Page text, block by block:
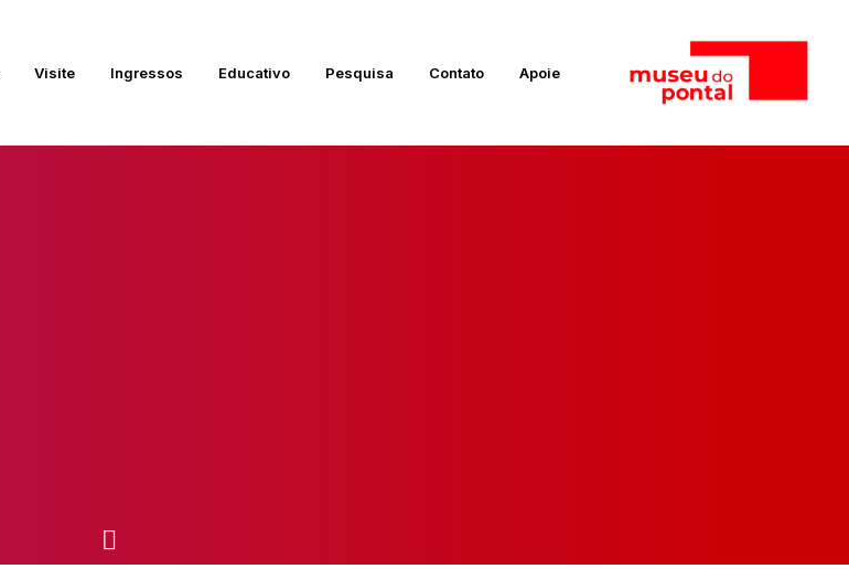
Visite Ingressos Educativo Pesquisa Contato Apoie